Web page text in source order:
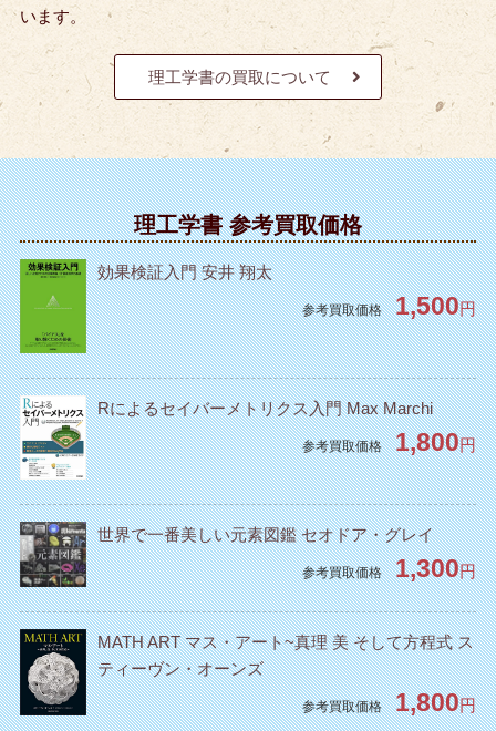
います。
理工学書の買取について
理工学書 参考買取価格
効果検証入門 安井 翔太
参考買取価格 1,500円
Rによるセイバーメトリクス入門 Max Marchi
参考買取価格 1,800円
世界で一番美しい元素図鑑 セオドア・グレイ
参考買取価格 1,300円
MATH ART マス・アート~真理 美 そして方程式 ス
ティーヴン・オーンズ
参考買取価格 1,800円